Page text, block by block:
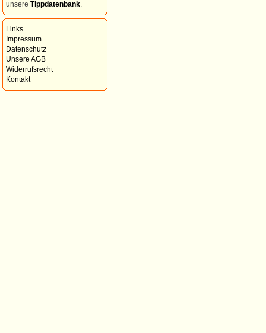
unsere Tippdatenbank
Links
Impressum
Datenschutz
Unsere AGB
Widerrufsrecht
Kontakt